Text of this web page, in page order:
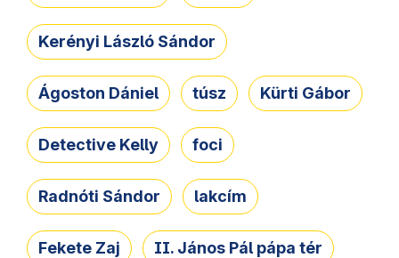
Kerényi László Sándor
Ágoston Dániel túsz Kürti Gábor
Detective Kelly foci
Radnóti Sándor lakcím
Fekete Zaj II. János Pál pápa tér